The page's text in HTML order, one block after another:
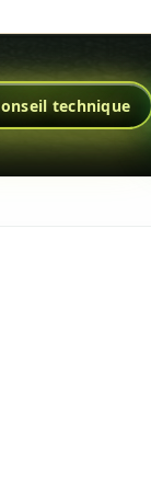
technique